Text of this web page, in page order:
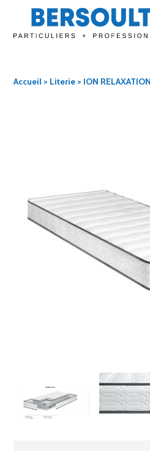
Accueil > Literie > ION RELAXATION